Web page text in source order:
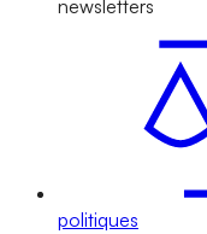
newsletters
politiques